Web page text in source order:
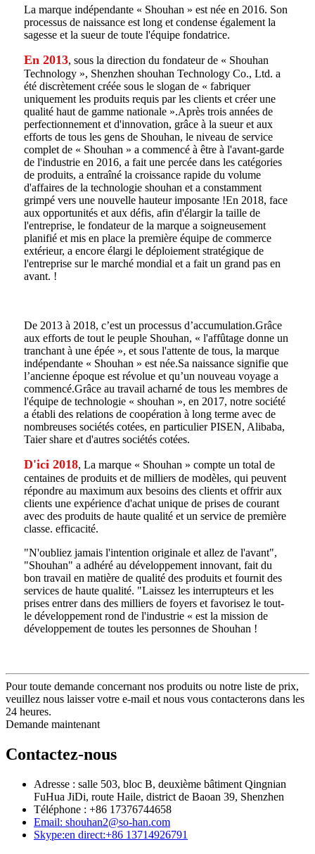
La marque indépendante « Shouhan » est née en 2016. Son
processus de naissance est long et condense également la
sagesse et la sueur de toute l'équipe fondatrice.
En 2013, sous la direction du fondateur de « Shouhan
Technology », Shenzhen shouhan Technology Co., Ltd. a
été discrètement créée sous le slogan de « fabriquer
uniquement les produits requis par les clients et créer une
qualité haut de gamme nationale ».Après trois années de
perfectionnement et d'innovation, grâce à la sueur et aux
efforts de tous les gens de Shouhan, le niveau de service
complet de « Shouhan » a commencé à être à l'avant-garde
de l'industrie en 2016, a fait une percée dans les catégories
de produits, a entraîné la croissance rapide du volume
d'affaires de la technologie shouhan et a constamment
grimpé vers une nouvelle hauteur imposante !En 2018, face
aux opportunités et aux défis, afin d'élargir la taille de
l'entreprise, le fondateur de la marque a soigneusement
planifié et mis en place la première équipe de commerce
extérieur, a encore élargi le déploiement stratégique de
l'entreprise sur le marché mondial et a fait un grand pas en
avant. !
De 2013 à 2018, c’est un processus d’accumulation.Grâce
aux efforts de tout le peuple Shouhan, « l'affûtage donne un
tranchant à une épée », et sous l'attente de tous, la marque
indépendante « Shouhan » est née.Sa naissance signifie que
l’ancienne époque est révolue et qu’un nouveau voyage a
commencé.Grâce au travail acharné de tous les membres de
l'équipe de technologie « shouhan », en 2017, notre société
a établi des relations de coopération à long terme avec de
nombreuses sociétés cotées, en particulier PISEN, Alibaba,
Taier share et d'autres sociétés cotées.
D'ici 2018, La marque « Shouhan » compte un total de
centaines de produits et de milliers de modèles, qui peuvent
répondre au maximum aux besoins des clients et offrir aux
clients une expérience d'achat unique de prises de courant
avec des produits de haute qualité et un service de première
classe. efficacité.
"N'oubliez jamais l'intention originale et allez de l'avant",
"Shouhan" a adhéré au développement innovant, fait du
bon travail en matière de qualité des produits et fournit des
services de haute qualité. "Laissez les interrupteurs et les
prises entrer dans des milliers de foyers et favorisez le tout-
le développement rond de l'industrie « est la mission de
développement de toutes les personnes de Shouhan !
Pour toute demande concernant nos produits ou notre liste de prix,
veuillez nous laisser votre e-mail et nous vous contacterons dans les
24 heures.
Demande maintenant
Contactez-nous
Adresse : salle 503, bloc B, deuxième bâtiment Qingnian
FuHua JiDi, route Haile, district de Baoan 39, Shenzhen
Téléphone : +86 17376744658
Email: shouhan2@so-han.com
Skype:en direct:+86 13714926791